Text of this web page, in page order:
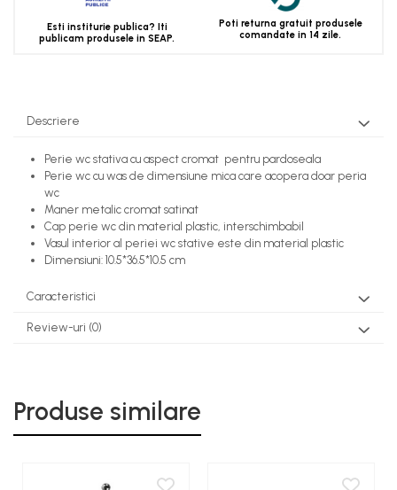
Esti institurie publica? Iti
publicam produsele in SEAP.
Poti returna gratuit produsele
comandate in 14 zile.
Descriere
Perie wc stativa cu aspect cromat pentru pardoseala
Perie wc cu was de dimensiune mica care acopera doar peria
wc
Maner metalic cromat satinat
Cap perie wc din material plastic, interschimbabil
Vasul interior al periei wc stative este din material plastic
Dimensiuni: 10.5*36.5*10.5 cm
Caracteristici
Review-uri (0)
Produse similare